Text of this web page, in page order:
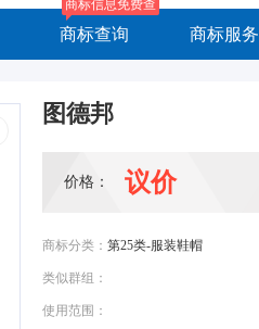
商标查询
商标信息免费查
商标服务
图德邦
价格： 议价
商标分类： 第25类-服装鞋帽
类似群组：
使用范围：